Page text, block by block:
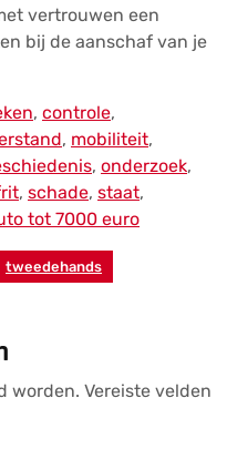
vertrouwen een
bij de aanschaf van je
, controle,
, mobiliteit,
, onderzoek,
, schade, staat,
tot 7000 euro
tweedehands
worden. Vereiste velden